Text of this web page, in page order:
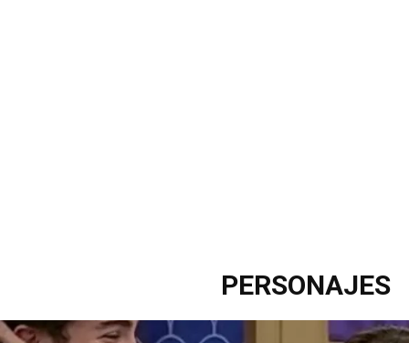
PERSONAJES